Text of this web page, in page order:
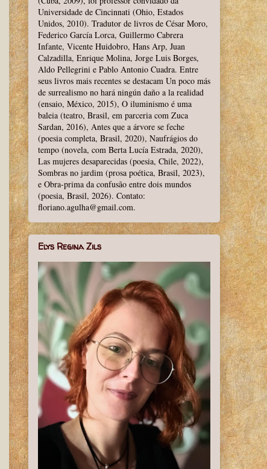
Universidade de Cincinnati (Ohio, Estados
Unidos, 2010). Tradutor de livros de César Moro,
Federico García Lorca, Guillermo Cabrera
Infante, Vicente Huidobro, Hans Arp, Juan
Calzadilla, Enrique Molina, Jorge Luis Borges,
Aldo Pellegrini e Pablo Antonio Cuadra. Entre
seus livros mais recentes se destacam Un poco más
de surrealismo no hará ningún daño a la realidad
(ensaio, México, 2015), O iluminismo é uma
baleia (teatro, Brasil, em parceria com Zuca
Sardan, 2016), Antes que a árvore se feche
(poesia completa, Brasil, 2020), Naufrágios do
tempo (novela, com Berta Lucía Estrada, 2020),
Las mujeres desaparecidas (poesia, Chile, 2022),
Sombras no jardim (prosa poética, Brasil, 2023),
e Obra-prima da confusão entre dois mundos
(poesia, Brasil, 2026). Contato:
floriano.agulha@gmail.com.
Elys Regina Zils